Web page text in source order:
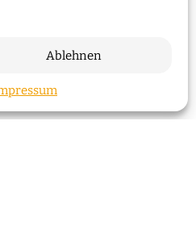
Ablehnen